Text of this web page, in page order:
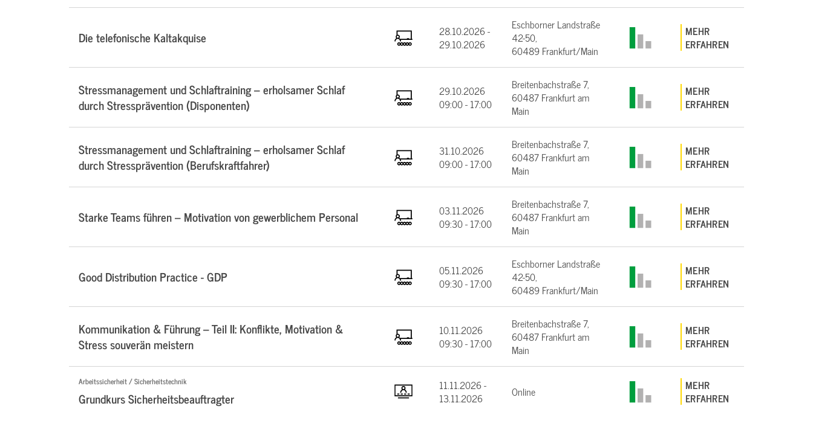
Die telefonische Kaltakquise
28.10.2026 -
29.10.2026
Eschborner Landstraße
42-50,
60489 Frankfurt/Main
MEHR
ERFAHREN
Stressmanagement und Schlaftraining – erholsamer Schlaf
durch Stressprävention (Disponenten)
29.10.2026
09:00 - 17:00
Breitenbachstraße 7,
60487 Frankfurt am
Main
MEHR
ERFAHREN
Stressmanagement und Schlaftraining – erholsamer Schlaf
durch Stressprävention (Berufskraftfahrer)
31.10.2026
09:00 - 17:00
Breitenbachstraße 7,
60487 Frankfurt am
Main
MEHR
ERFAHREN
Starke Teams führen – Motivation von gewerblichem Personal
03.11.2026
09:30 - 17:00
Breitenbachstraße 7,
60487 Frankfurt am
Main
MEHR
ERFAHREN
Good Distribution Practice - GDP
05.11.2026
09:30 - 17:00
Eschborner Landstraße
42-50,
60489 Frankfurt/Main
MEHR
ERFAHREN
Kommunikation & Führung – Teil II: Konflikte, Motivation &
Stress souverän meistern
10.11.2026
09:30 - 17:00
Breitenbachstraße 7,
60487 Frankfurt am
Main
MEHR
ERFAHREN
Arbeitssicherheit / Sicherheitstechnik
Grundkurs Sicherheitsbeauftragter
11.11.2026 -
13.11.2026
Online
MEHR
ERFAHREN